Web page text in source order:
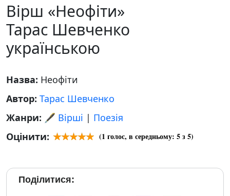
Вірш «Неофіти»
Тарас Шевченко
українською
Назва: Неофіти
Автор: Тарас Шевченко
Жанри: 🖋️ Вірші | Поезія
Оцінити:
(1 голос, в середньому: 5з 5)
Поділитися: